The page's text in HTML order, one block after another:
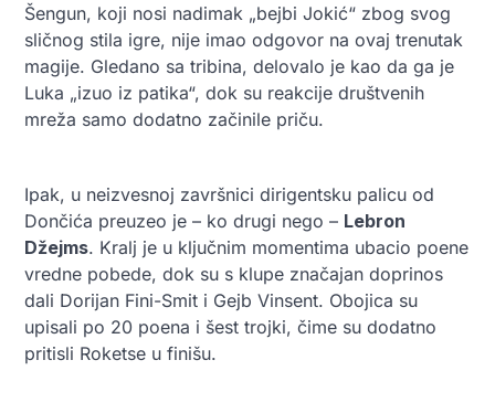
Šengun, koji nosi nadimak „bejbi Jokić“ zbog svog
sličnog stila igre, nije imao odgovor na ovaj trenutak
magije. Gledano sa tribina, delovalo je kao da ga je
Luka „izuo iz patika“, dok su reakcije društvenih
mreža samo dodatno začinile priču.
Ipak, u neizvesnoj završnici dirigentsku palicu od
Dončića preuzeo je – ko drugi nego – Lebron
Džejms. Kralj je u ključnim momentima ubacio poene
vredne pobede, dok su s klupe značajan doprinos
dali Dorijan Fini-Smit i Gejb Vinsent. Obojica su
upisali po 20 poena i šest trojki, čime su dodatno
pritisli Roketse u finišu.